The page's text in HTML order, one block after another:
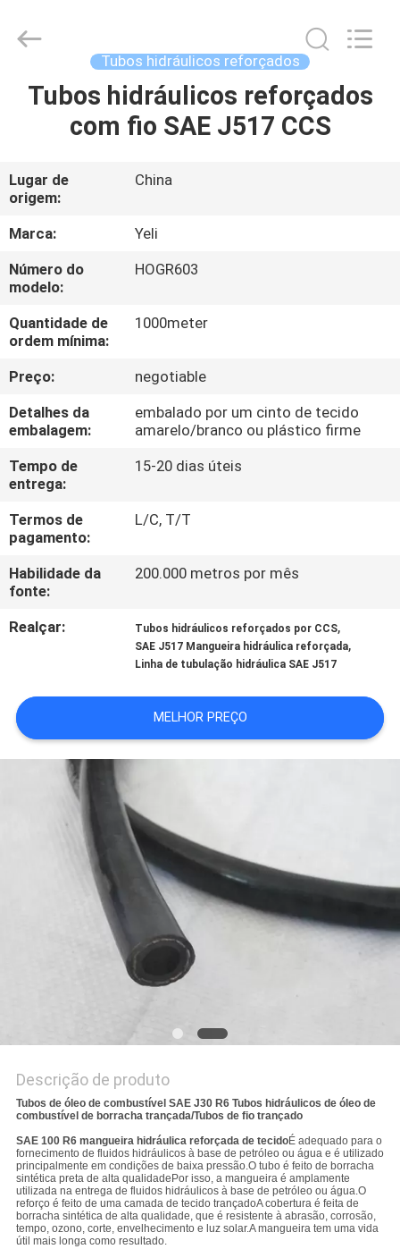
CASA
SOBRE
NÓS
EXCURSÃO
DA
CONTROLE
DA
QUALIDADE
CONTACTE-
NOS
PEÇA
NOTÍCIA
arame
fornecedor.
ECER
Tubos hidráulicos reforçados
Tubos hidráulicos reforçados
com fio SAE J517 CCS
Lugar de
origem:
China
Marca:
Yeli
Número do
modelo:
HOGR603
Quantidade de
ordem mínima:
1000meter
Preço:
negotiable
Detalhes da
embalagem:
embalado por um cinto de tecido
amarelo/branco ou plástico firme
Tempo de
entrega:
15-20 dias úteis
Termos de
pagamento:
L/C, T/T
Habilidade da
fonte:
200.000 metros por mês
Realçar: Tubos hidráulicos reforçados por CCS,
SAE J517 Mangueira hidráulica reforçada,
Linha de tubulação hidráulica SAE J517
MELHOR PREÇO
Descrição de produto
Tubos de óleo de combustível SAE J30 R6 Tubos hidráulicos de óleo de
combustível de borracha trançada/Tubos de fio trançado
SAE 100 R6 mangueira hidráulica reforçada de tecidoÉ adequado para o
fornecimento de fluidos hidráulicos à base de petróleo ou água e é utilizado
principalmente em condições de baixa pressão.O tubo é feito de borracha
sintética preta de alta qualidadePor isso, a mangueira é amplamente
utilizada na entrega de fluidos hidráulicos à base de petróleo ou água.O
reforço é feito de uma camada de tecido trançadoA cobertura é feita de
borracha sintética de alta qualidade, que é resistente à abrasão, corrosão,
tempo, ozono, corte, envelhecimento e luz solar.A mangueira tem uma vida
útil mais longa como resultado.